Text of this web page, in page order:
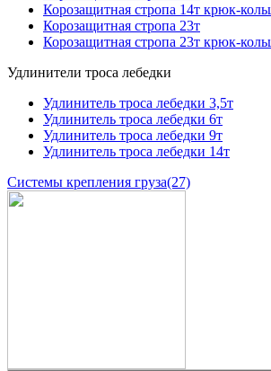
Корозащитная стропа 14т крюк-
Корозащитная стропа 23т
Корозащитная стропа 23т крюк-
Удлинители троса лебедки
Удлинитель троса лебедки 3,5т
Удлинитель троса лебедки 6т
Удлинитель троса лебедки 9т
Удлинитель троса лебедки 14т
Системы крепления груза(27)